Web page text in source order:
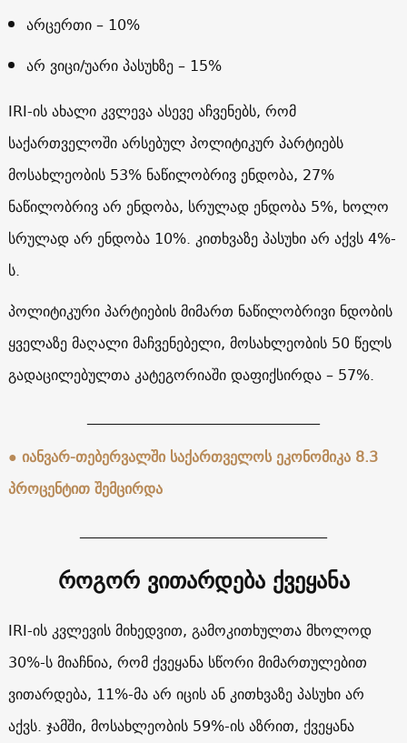
არცერთი – 10%
არ ვიცი/უარი პასუხზე – 15%
IRI-ის ახალი კვლევა ასევე აჩვენებს, რომ
საქართველოში არსებულ პოლიტიკურ პარტიებს
მოსახლეობის 53% ნაწილობრივ ენდობა, 27%
ნაწილობრივ არ ენდობა, სრულად ენდობა 5%, ხოლო
სრულად არ ენდობა 10%. კითხვაზე პასუხი არ აქვს 4%-
ს.
პოლიტიკური პარტიების მიმართ ნაწილობრივი ნდობის
ყველაზე მაღალი მაჩვენებელი, მოსახლეობის 50 წელს
გადაცილებულთა კატეგორიაში დაფიქსირდა – 57%.
● იანვარ-თებერვალში საქართველოს ეკონომიკა 8.3
პროცენტით შემცირდა
როგორ ვითარდება ქვეყანა
IRI-ის კვლევის მიხედვით, გამოკითხულთა მხოლოდ
30%-ს მიაჩნია, რომ ქვეყანა სწორი მიმართულებით
ვითარდება, 11%-მა არ იცის ან კითხვაზე პასუხი არ
აქვს. ჯამში, მოსახლეობის 59%-ის აზრით, ქვეყანა